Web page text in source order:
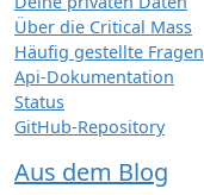
Über die Critical Mass
Häufig gestellte Fragen
Api-Dokumentation
Status
GitHub-Repository
Aus dem Blog